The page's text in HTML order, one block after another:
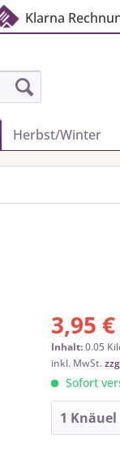
Klarna
Herbst/Winter
3,95
Inhalt:0.05
inkl. MwSt.
Sofort